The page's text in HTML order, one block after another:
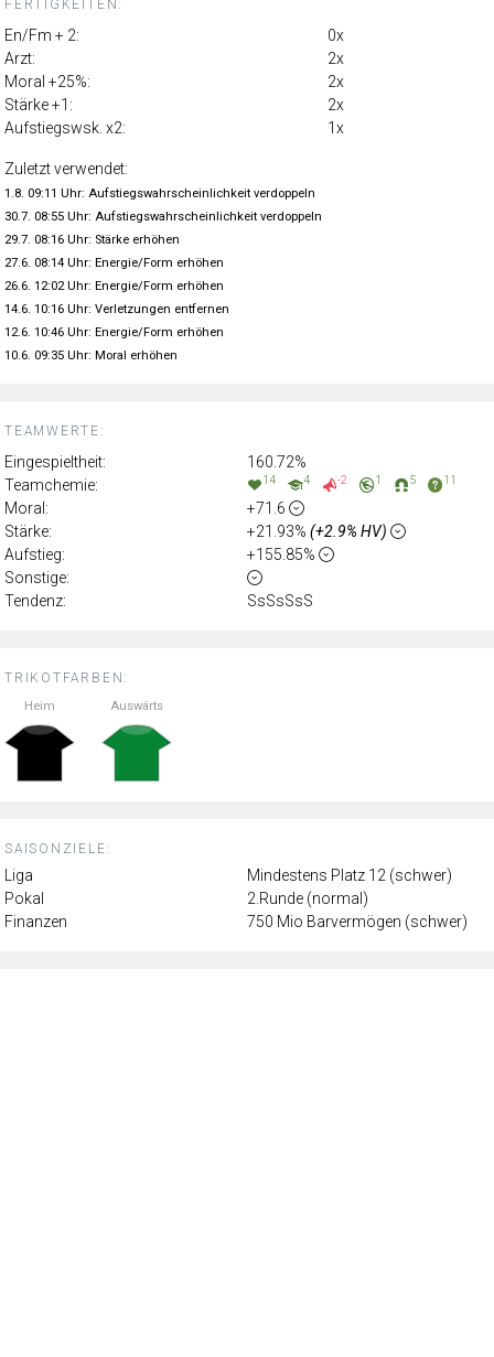
TRIKOTFARBEN:
Heim Auswärts
SAISONZIELE:
Liga
Mindestens Platz 12 (schwer)
Pokal
2.Runde (normal)
Finanzen
750 Mio Barvermögen (schwer)
TEAMWERTE:
Eingespieltheit:
160.72%
Teamchemie:
14 4 -2 1 5 11
Moral:
+71.6
Stärke:
+21.93% (+2.9% HV)
Aufstieg:
+155.85%
Sonstige:
Tendenz:
SsSsSsS
FERTIGKEITEN:
En/Fm + 2:
0x
Arzt:
2x
Moral +25%:
2x
Stärke +1:
2x
Aufstiegswsk. x2:
1x
Zuletzt verwendet:
1.8. 09:11 Uhr: Aufstiegswahrscheinlichkeit verdoppeln
30.7. 08:55 Uhr: Aufstiegswahrscheinlichkeit verdoppeln
29.7. 08:16 Uhr: Stärke erhöhen
27.6. 08:14 Uhr: Energie/Form erhöhen
26.6. 12:02 Uhr: Energie/Form erhöhen
14.6. 10:16 Uhr: Verletzungen entfernen
12.6. 10:46 Uhr: Energie/Form erhöhen
10.6. 09:35 Uhr: Moral erhöhen